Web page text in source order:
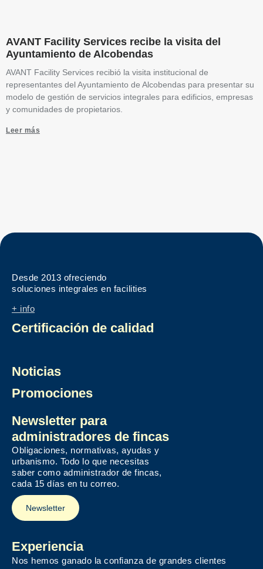
AVANT Facility Services recibe la visita del
Ayuntamiento de Alcobendas
AVANT Facility Services recibió la visita institucional de
representantes del Ayuntamiento de Alcobendas para presentar su
modelo de gestión de servicios integrales para edificios, empresas
y comunidades de propietarios.
Leer más
Desde 2013 ofreciendo
soluciones integrales en facilities
+ info
Certificación de calidad
Noticias
Promociones
Newsletter para
administradores de fincas
Obligaciones, normativas, ayudas y
urbanismo. Todo lo que necesitas
saber como administrador de fincas,
cada 15 días en tu correo.
Newsletter
Experiencia
Nos hemos ganado la confianza de grandes clientes